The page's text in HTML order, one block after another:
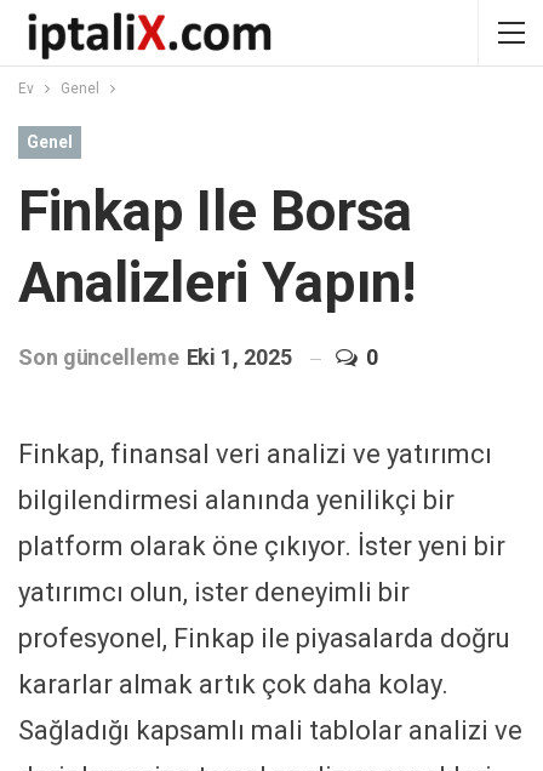
Ev Genel
Genel
Finkap Ile Borsa
Analizleri Yapın!
Son güncelleme Eki 1, 2025 0
Finkap, finansal veri analizi ve yatırımcı
bilgilendirmesi alanında yenilikçi bir
platform olarak öne çıkıyor. İster yeni bir
yatırımcı olun, ister deneyimli bir
profesyonel, Finkap ile piyasalarda doğru
kararlar almak artık çok daha kolay.
Sağladığı kapsamlı mali tablolar analizi ve